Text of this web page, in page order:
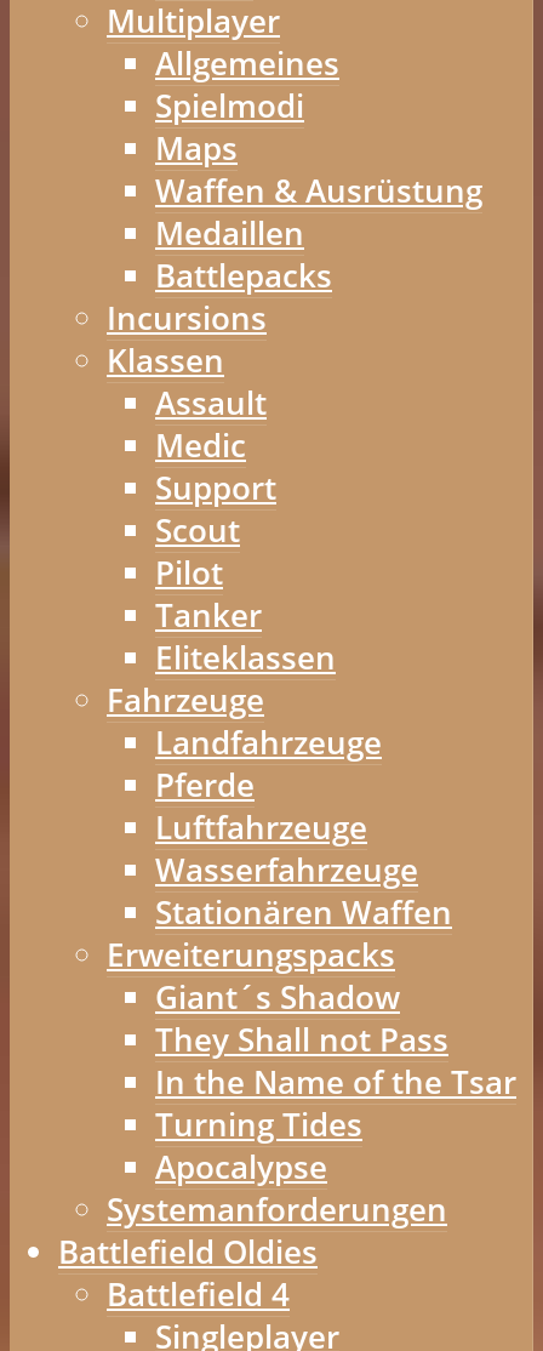
Multiplayer
Allgemeines
Spielmodi
Maps
Waffen & Ausrüstung
Medaillen
Battlepacks
Incursions
Klassen
Assault
Medic
Support
Scout
Pilot
Tanker
Eliteklassen
Fahrzeuge
Landfahrzeuge
Pferde
Luftfahrzeuge
Wasserfahrzeuge
Stationären Waffen
Erweiterungspacks
Giant´s Shadow
They Shall not Pass
In the Name of the Tsar
Turning Tides
Apocalypse
Systemanforderungen
Battlefield Oldies
Battlefield 4
Singleplayer